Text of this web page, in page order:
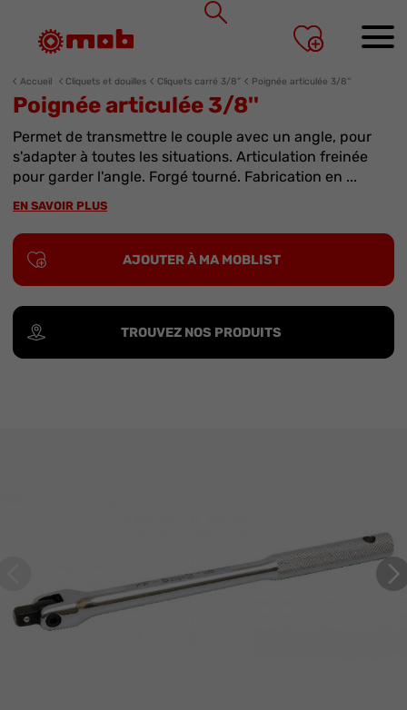
Accueil Cliquets et douilles Cliquets carré 3/8” Poignée articulée 3/8''
Poignée articulée 3/8''
Permet de transmettre le couple avec un angle, pour
s'adapter à toutes les situations. Articulation freinée
pour garder l'angle. Forgé tourné. Fabrication en ...
EN SAVOIR PLUS
AJOUTER À MA MOBLIST
TROUVEZ NOS PRODUITS